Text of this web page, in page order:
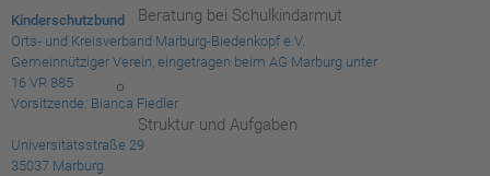
Beratung bei Schulkindarmut
Struktur und Aufgaben
Kinderschutzbund
Orts- und Kreisverband Marburg-Biedenkopf e.V.
Gemeinnütziger Verein, eingetragen beim AG Marburg unter
16 VR 885
Vorsitzende: Bianca Fiedler
Universitätsstraße 29
35037 Marburg